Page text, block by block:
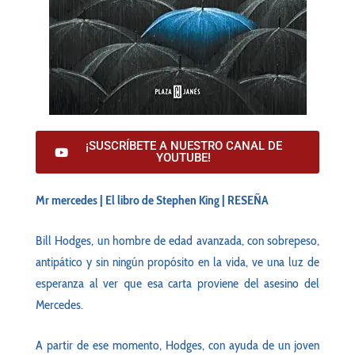
¡SUSCRÍBETE A NUESTRO CANAL DE
YOUTUBE!
Mr mercedes | El libro de Stephen King | RESEÑA
Bill Hodges, un hombre de edad avanzada, con sobrepeso,
antipático y sin ningún propósito en la vida, ve una luz de
esperanza al ver que esa carta proviene del asesino del
Mercedes.
A partir de ese momento, Hodges, con ayuda de un joven